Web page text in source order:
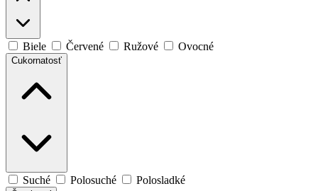
Biele Červené Ružové Ovocné
Cukornatosť
Suché Polosuché Polosladké